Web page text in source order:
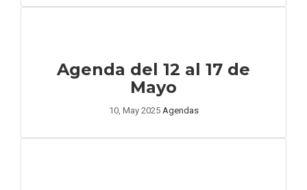
Agenda del 12 al 17 de
Mayo
10, May 2025 Agendas